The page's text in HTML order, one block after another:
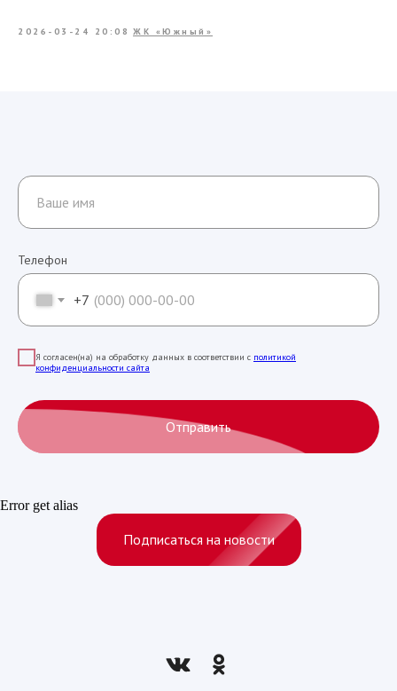
2026-03-24 20:08 ЖК «Южный»
Телефон
+7
Я согласен(на) на обработку данных в соответствии с политикой
конфиденциальности сайта
Отправить
Error get alias
Подписаться на новости